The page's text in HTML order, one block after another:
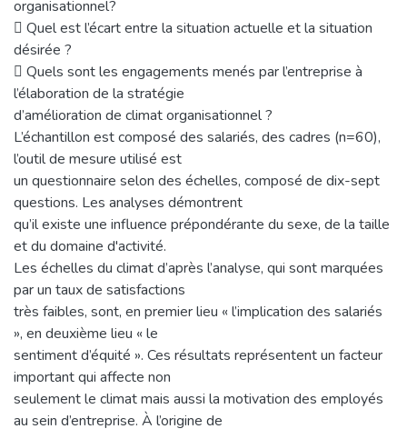
organisationnel?
 Quel est l’écart entre la situation actuelle et la situation
désirée ?
 Quels sont les engagements menés par l’entreprise à
l’élaboration de la stratégie
d’amélioration de climat organisationnel ?
L’échantillon est composé des salariés, des cadres (n=60),
l’outil de mesure utilisé est
un questionnaire selon des échelles, composé de dix-sept
questions. Les analyses démontrent
qu’il existe une influence prépondérante du sexe, de la taille
et du domaine d'activité.
Les échelles du climat d’après l’analyse, qui sont marquées
par un taux de satisfactions
très faibles, sont, en premier lieu « l’implication des salariés
», en deuxième lieu « le
sentiment d’équité ». Ces résultats représentent un facteur
important qui affecte non
seulement le climat mais aussi la motivation des employés
au sein d’entreprise. À l’origine de